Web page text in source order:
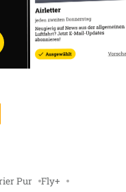
Pur Fly+